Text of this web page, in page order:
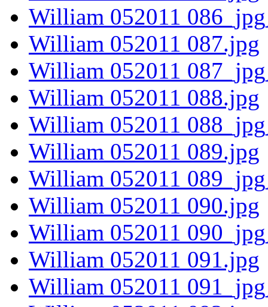
William 052011
William 052011 087.jpg
William 052011
William 052011 088.jpg
William 052011
William 052011 089.jpg
William 052011
William 052011 090.jpg
William 052011
William 052011 091.jpg
William 052011